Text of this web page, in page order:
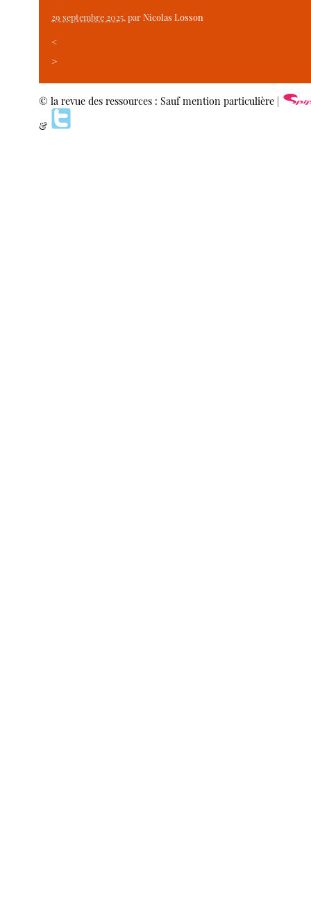
29 septembre 2025, parNicolas Losson
<
>
© la revue des ressources : Sauf mention particulière |
&